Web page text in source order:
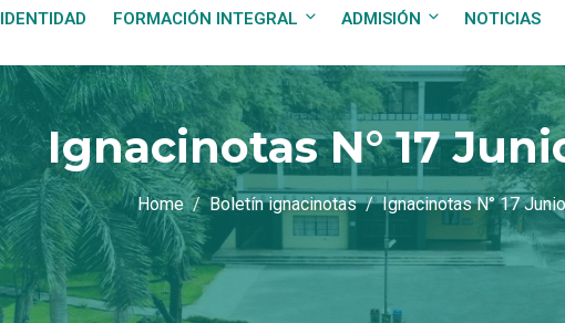
IDENTIDAD FORMACIÓN INTEGRAL ADMISIÓN NOTICIAS
Ignacinotas N° 17
Home Boletín ignacinotas Ignacinotas N° 17